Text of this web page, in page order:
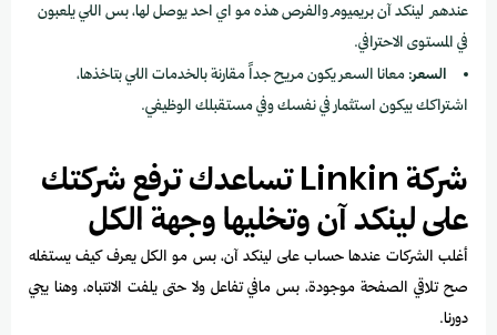
عندهم لينكد آن بريميوم والفرص هذه مو اي احد يوصل لها، بس اللي يلعبون
في المستوى الاحترافي.
السعر: معانا السعر يكون مريح جداً مقارنة بالخدمات اللي بتاخذها،
اشتراكك بيكون استثمار في نفسك وفي مستقبلك الوظيفي.
شركة Linkin تساعدك ترفع شركتك
على لينكد آن وتخليها وجهة الكل
أغلب الشركات عندها حساب على لينكد آن، بس مو الكل يعرف كيف يستغله
صح تلاقي الصفحة موجودة، بس مافي تفاعل ولا حتى يلفت الانتباه، وهنا يجي
دورنا.